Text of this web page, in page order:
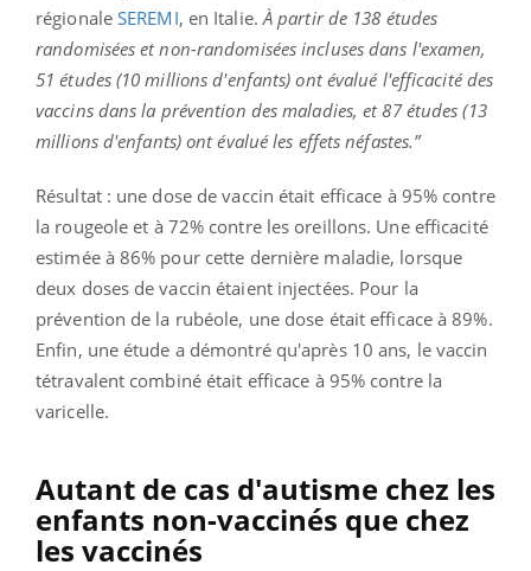
régionale SEREMI, en Italie. À partir de 138 études
randomisées et non-randomisées incluses dans l'examen,
51 études (10 millions d'enfants) ont évalué l'efficacité des
vaccins dans la prévention des maladies, et 87 études (13
millions d'enfants) ont évalué les effets néfastes.”
Résultat : une dose de vaccin était efficace à 95% contre
la rougeole et à 72% contre les oreillons. Une efficacité
estimée à 86% pour cette dernière maladie, lorsque
deux doses de vaccin étaient injectées. Pour la
prévention de la rubéole, une dose était efficace à 89%.
Enfin, une étude a démontré qu'après 10 ans, le vaccin
tétravalent combiné était efficace à 95% contre la
varicelle.
Autant de cas d'autisme chez les
enfants non-vaccinés que chez
les vaccinés